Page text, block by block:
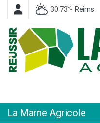
30.73℃ Reims
La Marne Agricole